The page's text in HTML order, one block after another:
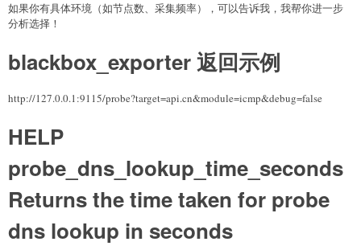
如果你有具体环境（如节点数、采集频率），可以告诉我，我帮你进一步
分析选择！
blackbox_exporter 返回示例
http://127.0.0.1:9115/probe?target=api.cn&module=icmp&debug=false
HELP
probe_dns_lookup_time_seconds
Returns the time taken for probe
dns lookup in seconds